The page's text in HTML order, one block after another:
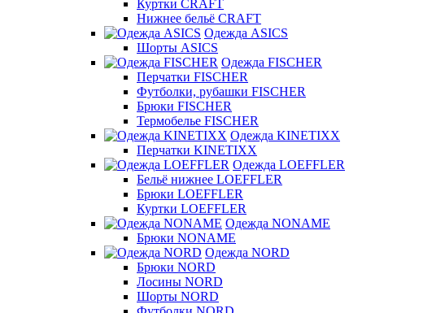
Куртки CRAFT
Нижнее бельё CRAFT
Одежда ASICS
Шорты ASICS
Одежда FISCHER
Перчатки FISCHER
Футболки, рубашки FISCHER
Брюки FISCHER
Термобелье FISCHER
Одежда KINETIXX
Перчатки KINETIXX
Одежда LOEFFLER
Бельё нижнее LOEFFLER
Брюки LOEFFLER
Куртки LOEFFLER
Одежда NONAME
Брюки NONAME
Одежда NORD
Брюки NORD
Лосины NORD
Шорты NORD